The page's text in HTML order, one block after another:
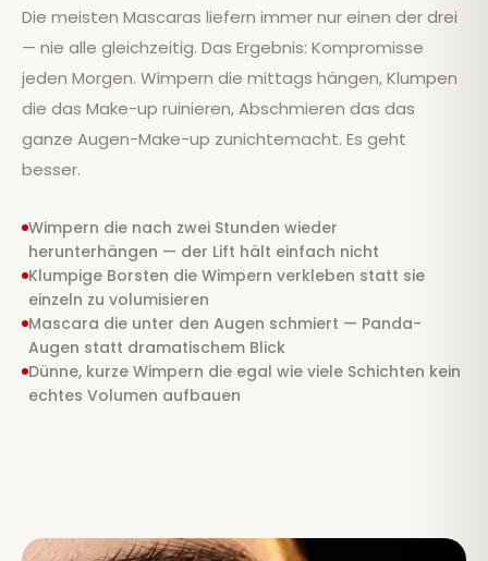
Die meisten Mascaras liefern immer nur einen der drei
— nie alle gleichzeitig. Das Ergebnis: Kompromisse
jeden Morgen. Wimpern die mittags hängen, Klumpen
die das Make-up ruinieren, Abschmieren das das
ganze Augen-Make-up zunichtemacht. Es geht
besser.
Wimpern die nach zwei Stunden wieder
herunterhängen — der Lift hält einfach nicht
Klumpige Borsten die Wimpern verkleben statt sie
einzeln zu volumisieren
Mascara die unter den Augen schmiert — Panda-
Augen statt dramatischem Blick
Dünne, kurze Wimpern die egal wie viele Schichten kein
echtes Volumen aufbauen